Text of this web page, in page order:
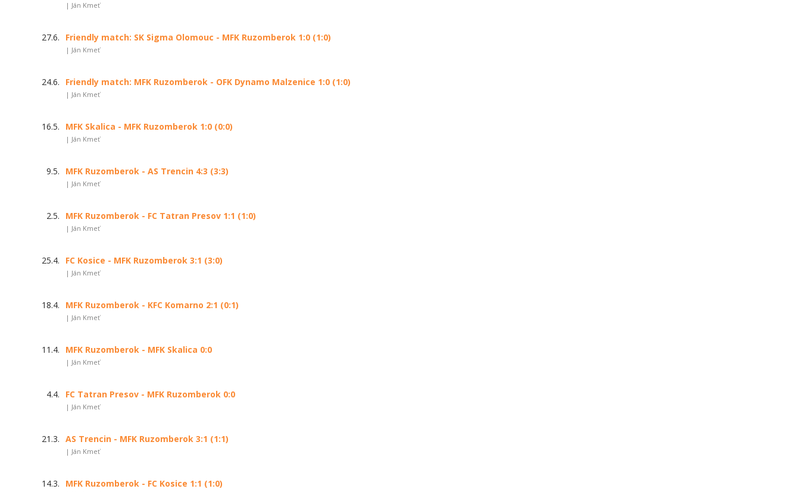
| Ján Kmeť
27.6. Friendly match: SK Sigma Olomouc - MFK Ruzomberok 1:0 (1:0)
| Ján Kmeť
24.6. Friendly match: MFK Ruzomberok - OFK Dynamo Malzenice 1:0 (1:0)
| Ján Kmeť
16.5. MFK Skalica - MFK Ruzomberok 1:0 (0:0)
| Ján Kmeť
9.5. MFK Ruzomberok - AS Trencin 4:3 (3:3)
| Ján Kmeť
2.5. MFK Ruzomberok - FC Tatran Presov 1:1 (1:0)
| Ján Kmeť
25.4. FC Kosice - MFK Ruzomberok 3:1 (3:0)
| Ján Kmeť
18.4. MFK Ruzomberok - KFC Komarno 2:1 (0:1)
| Ján Kmeť
11.4. MFK Ruzomberok - MFK Skalica 0:0
| Ján Kmeť
4.4. FC Tatran Presov - MFK Ruzomberok 0:0
| Ján Kmeť
21.3. AS Trencin - MFK Ruzomberok 3:1 (1:1)
| Ján Kmeť
14.3. MFK Ruzomberok - FC Kosice 1:1 (1:0)